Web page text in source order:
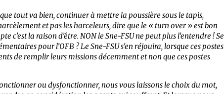
tout va bien, continuer à mettre la poussière sous le tapis,
et pas les harceleurs, dire que le « turn over » est bon
c’est la raison d’être. NON le Sne-FSU ne peut plus l’entendre ! Se
pour l’OFB ? Le Sne-FSU s’en réjouira, lorsque ces postes
de remplir leurs missions décemment et non que ces postes
ou dysfonctionner, nous vous laissons le choix du mot,